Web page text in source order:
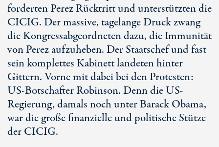
forderten Perez Rücktritt und unterstützten die
CICIG. Der massive, tagelange Druck zwang
die Kongressabgeordneten dazu, die Immunität
von Perez aufzuheben. Der Staatschef und fast
sein komplettes Kabinett landeten hinter
Gittern. Vorne mit dabei bei den Protesten:
US-Botschafter Robinson. Denn die US-
Regierung, damals noch unter Barack Obama,
war die große finanzielle und politische Stütze
der CICIG.